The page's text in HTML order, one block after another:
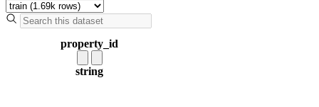
property_id
string